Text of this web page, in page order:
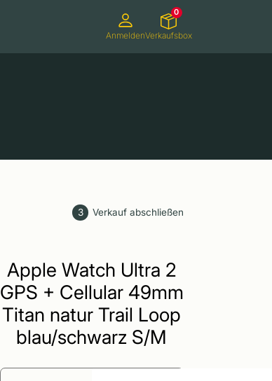
AnmeldenVerkaufsbox
0
3 Verkauf abschließen
Apple Watch Ultra 2
GPS + Cellular 49mm
Titan natur Trail Loop
blau/schwarz S/M